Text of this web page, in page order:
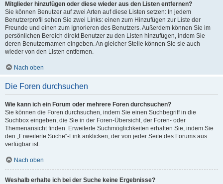
Mitglieder hinzufügen oder diese wieder aus den Listen entfernen?
Sie können Benutzer auf zwei Arten auf diese Listen setzen: In jedem
Benutzerprofil sehen Sie zwei Links: einen zum Hinzufügen zur Liste der
Freunde und einen zum Ignorieren des Benutzers. Außerdem können Sie im
persönlichen Bereich direkt Benutzer zu den Listen hinzufügen, indem Sie
deren Benutzernamen eingeben. An gleicher Stelle können Sie sie auch
wieder von den Listen entfernen.
Nach oben
Die Foren durchsuchen
Wie kann ich ein Forum oder mehrere Foren durchsuchen?
Sie können die Foren durchsuchen, indem Sie einen Suchbegriff in die
Suchbox eingeben, die Sie in der Foren-Übersicht, der Foren- oder
Themenansicht finden. Erweiterte Suchmöglichkeiten erhalten Sie, indem Sie
den „Erweiterte Suche“-Link anklicken, der von jeder Seite des Forums aus
verfügbar ist.
Nach oben
Weshalb erhalte ich bei der Suche keine Ergebnisse?